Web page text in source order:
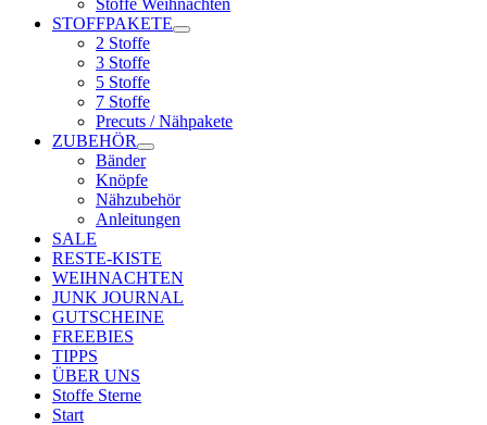
STOFFPAKETE
2 Stoffe
3 Stoffe
5 Stoffe
7 Stoffe
Precuts / Nähpakete
ZUBEHÖR
Bänder
Knöpfe
Nähzubehör
Anleitungen
SALE
RESTE-KISTE
WEIHNACHTEN
JUNK JOURNAL
GUTSCHEINE
FREEBIES
TIPPS
ÜBER UNS
Stoffe Sterne
Start